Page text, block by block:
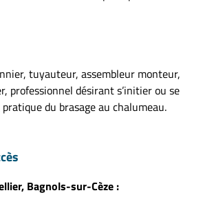
tuyauteur, assembleur monteur,
professionnel désirant s’initier ou se
du brasage au chalumeau.
Bagnols-sur-Cèze :